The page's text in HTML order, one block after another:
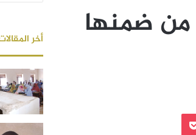
من ضمنها
أخر